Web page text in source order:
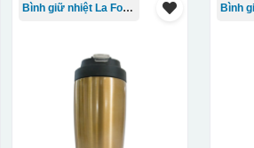
Bình giữ nhiệt La Fonte